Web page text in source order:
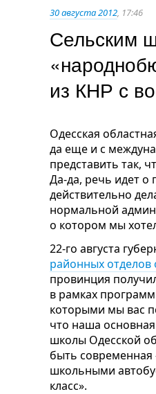
30 августа 2012, 17:46
Сельским
из КНР с
Одесская
да еще и с
представить так,
Да-да, речь идет о
действительно
нормальной
о котором мы
22-го августа
районных отделов
провинция
в рамках
которыми мы вас
что наша
школы Одесской
быть
школьными
класс».